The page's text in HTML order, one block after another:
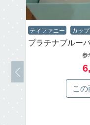
ティファニー カッ
プラチナブルー
参
こ